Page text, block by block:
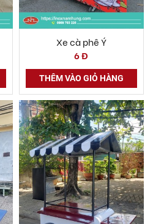
Xe cà phê Ý
6 Đ
THÊM VÀO GIỎ HÀNG